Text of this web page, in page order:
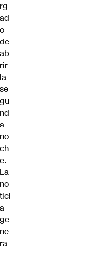
rg
ad
o
de
ab
rir
la
se
gu
nd
a
no
ch
e.
La
no
tici
a
ge
ne
ra